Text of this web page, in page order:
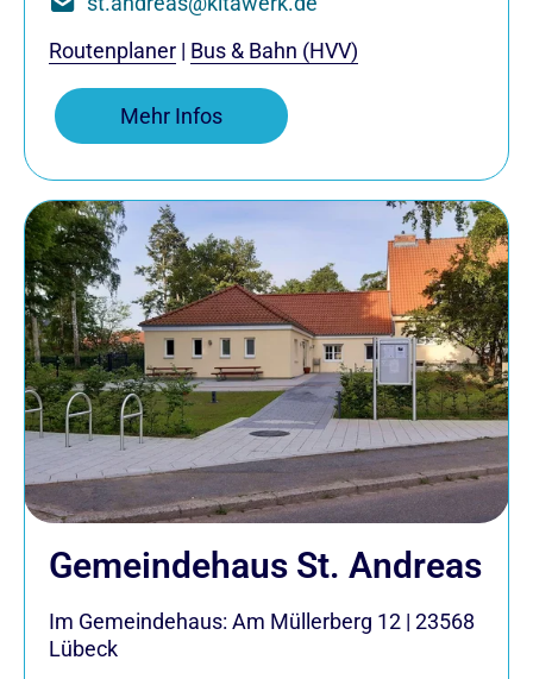
Routenplaner | Bus & Bahn (HVV)
Mehr Infos
Gemeindehaus St. Andreas
Im Gemeindehaus: Am Müllerberg 12 | 23568
Lübeck